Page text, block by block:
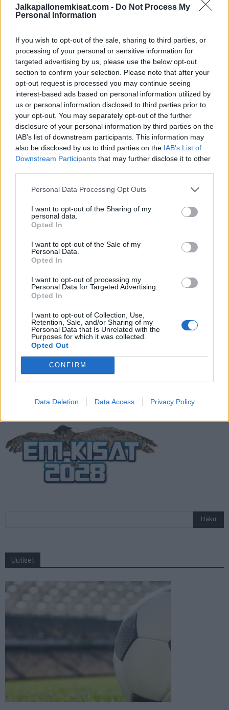
Jalkapallonemkisat.com - Do Not Process My
Personal Information
If you wish to opt-out of the sale, sharing to third parties, or
processing of your personal or sensitive information for
targeted advertising by us, please use the below opt-out
section to confirm your selection. Please note that after your
opt-out request is processed you may continue seeing
interest-based ads based on personal information utilized by
us or personal information disclosed to third parties prior to
your opt-out. You may separately opt-out of the further
disclosure of your personal information by third parties on the
IAB’s list of downstream participants. This information may
also be disclosed by us to third parties on the IAB’s List of
Downstream Participants that may further disclose it to other
Personal Data Processing Opt Outs
I want to opt-out of the Sharing of my
personal data.
Opted In
I want to opt-out of the Sale of my
Personal Data.
Opted In
I want to opt-out of processing my
Personal Data for Targeted Advertising.
Opted In
I want to opt-out of Collection, Use,
Retention, Sale, and/or Sharing of my
Personal Data that Is Unrelated with the
Purposes for which it was collected.
Opted Out
CONFIRM
Data Deletion Data Access Privacy Policy
Ottelun ilmaiseksi näyttää Viafree. Kaikki karsintaottelut
näyttää Viaplay.
Edellinen artikkeli
Gijonin ihme päivälleen
kahdeksan vuotta sitten
Seuraava artikkeli
päässä pyöreistä – kolme
maalia Jari Litmaseen
LIITTYVÄT ARTIKKELIT
Suomen MM-karsintojen näkymät –
todellinen jalkapallokommentaattorin
Suomi-Hollanti näkyy ilmaiseksi TV:stä –
näin katsot ottelun
Jalkapallon U21 EM-kisat 2025 – tässä
otteluohjelma ja Suomen joukkue
Uutiset